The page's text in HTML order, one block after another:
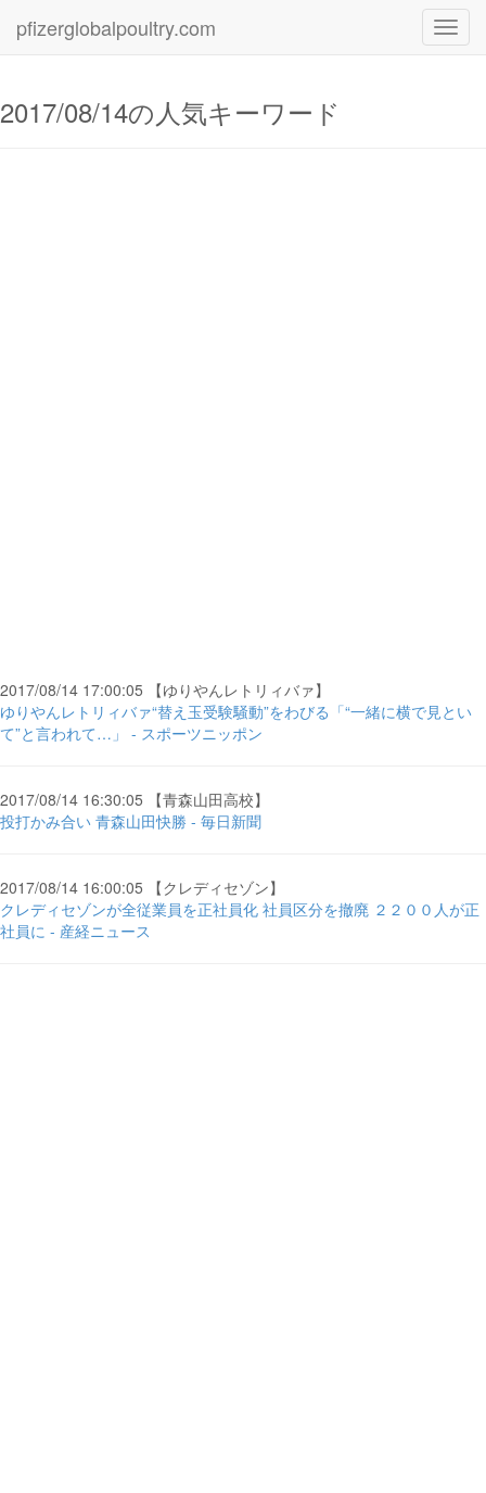
pfizerglobalpoultry.com
2017/08/14の人気キーワード
2017/08/14 17:00:05 【ゆりやんレトリィバァ】
ゆりやんレトリィバァ“替え玉受験騒動”をわびる「“一緒に横で見とい
て”と言われて…」 - スポーツニッポン
2017/08/14 16:30:05 【青森山田高校】
投打かみ合い 青森山田快勝 - 毎日新聞
2017/08/14 16:00:05 【クレディセゾン】
クレディセゾンが全従業員を正社員化 社員区分を撤廃 ２２００人が正
社員に - 産経ニュース